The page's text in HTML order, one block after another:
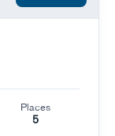
Places
5